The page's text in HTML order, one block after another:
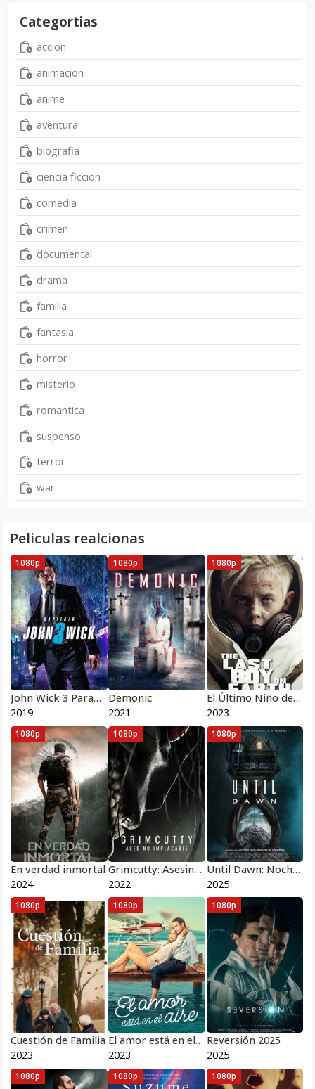
Categortias
accion
animacion
anime
aventura
biografia
ciencia ficcion
comedia
crimen
documental
drama
familia
fantasia
horror
misterio
romantica
suspenso
terror
war
Peliculas realcionas
John Wick 3 Parabellum
2019
1080p
Demonic
2021
1080p
El Último Niño de la Tierra
2023
1080p
En verdad inmortal
2024
1080p
Grimcutty: Asesino implacable
2022
1080p
Until Dawn: Noche de terror
2025
1080p
Cuestión de Familia
2023
1080p
El amor está en el aire
2023
1080p
Reversión 2025
2025
1080p
1080p 1080p 1080p